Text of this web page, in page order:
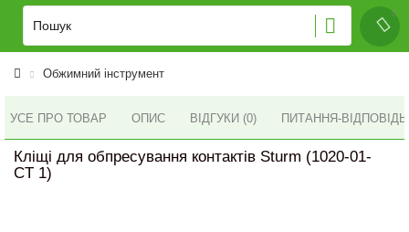
Обжимний інструмент
УСЕ ПРО ТОВАР ОПИС ВІДГУКИ (0) ПИТАННЯ-
Кліщі для обпресування контактів Sturm (1020-01-
CT 1)